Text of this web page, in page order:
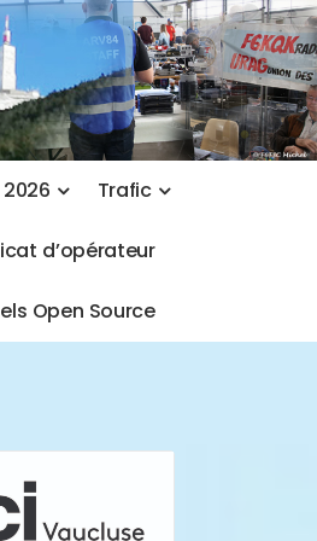
2026 Trafic
icat d’opérateur
els Open Source